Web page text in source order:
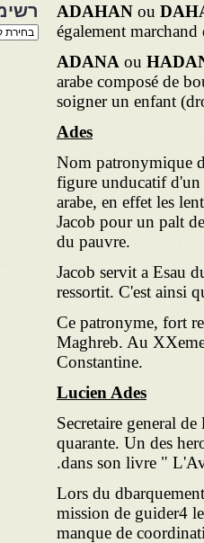
ADAHAN ou
également marchand
ADANA ou
arabe composé de
soigner un enfant
Ades
Nom patronymique
figure unducatif d'un
arabe, en effet les
Jacob pour un palt
du pauvre.
Jacob servit a Esau
ressortit. C'est ainsi
Ce patronyme, fort
Maghreb. Au
Constantine.
Lucien Ades
Secretaire general
quarante. Un des
dans son livre "
Lors du
mission de guider4
manque de
רשימת
הנושאים